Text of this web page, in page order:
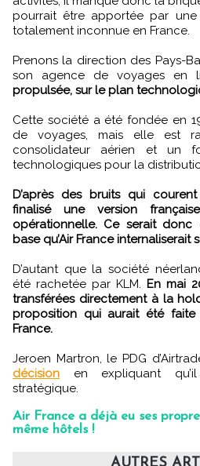
pourrait être apportée par
totalement inconnue en France.
Prenons la direction des Pays-
son agence de voyages en
propulsée, sur le plan
Cette société a été fondée en
de voyages, mais elle est
consolidateur aérien et un
technologiques pour la
D’après des bruits qui
finalisé une version
opérationnelle. Ce serait donc
base qu’Air France internaliserait
D’autant que la société
été rachetée par KLM. En mai
transférées directement à la
proposition qui aurait été
France.
Jeroen Martron, le PDG
décision en expliquant qu’il
stratégique.
Air France a déjà eu ses
même hôtels !